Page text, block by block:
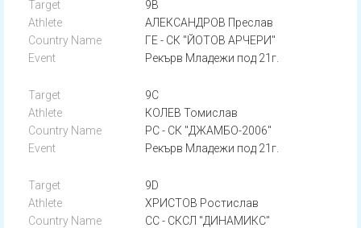
9B
АЛЕКСАНДРОВ Преслав
ГЕ - СК "ЙОТОВ АРЧЕРИ"
Рекърв Младежи под 21г.
9C
КОЛЕВ Томислав
РС - СК "ДЖАМБО-2006"
Рекърв Младежи под 21г.
9D
ХРИСТОВ Ростислав
СС - СКСЛ "ДИНАМИКС"